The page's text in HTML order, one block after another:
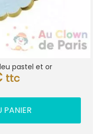
pastel et or
ttc
PANIER